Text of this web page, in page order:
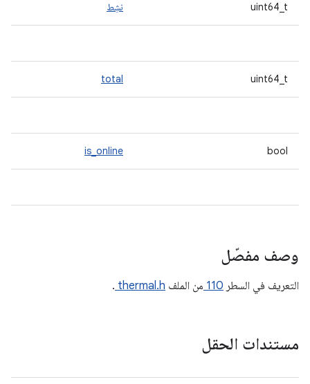
uint64_t نشِط
uint64_t
total
bool
is_online
وصف مفصّل
التعريف في السطر 110 من الملف thermal.h
.
مستندات الحقل